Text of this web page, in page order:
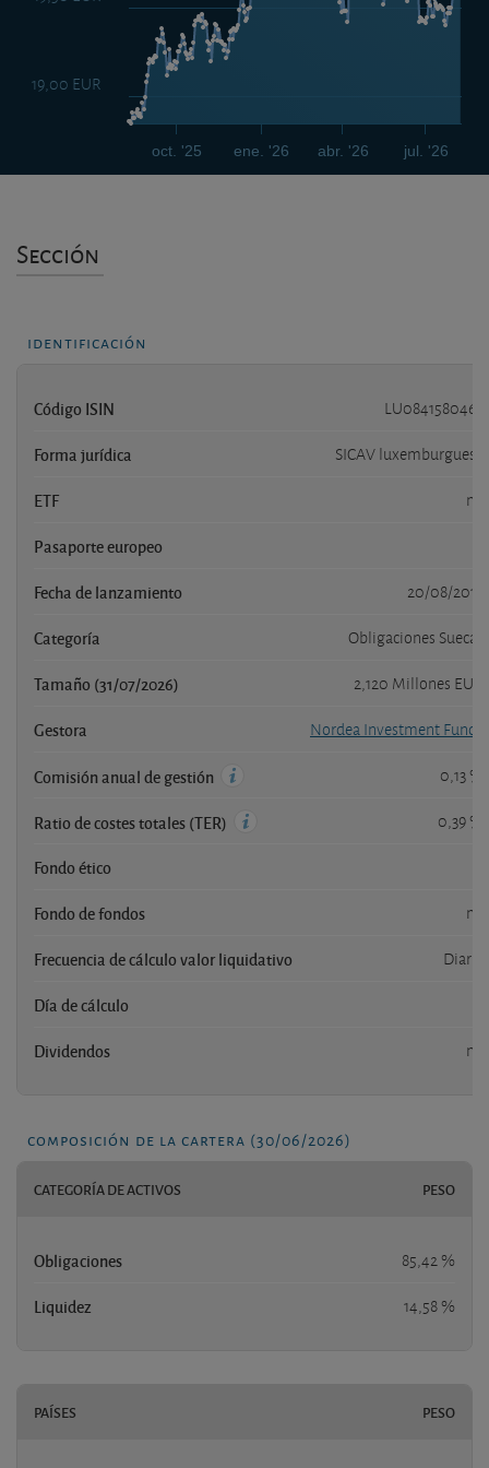
ene. '26 jul. '26
oct. '25 abr. '26
19,00 EUR
Sección
identificación
Código ISIN LU0841580466
Forma jurídica SICAV luxemburguesa
ETF no
Pasaporte europeo
Fecha de lanzamiento 20/08/2015
Categoría Obligaciones Suecas
Tamaño (31/07/2026) 2,120 Millones EUR
Gestora Nordea Investment Funds
Comisión anual de gestión 0,13 %
Ratio de costes totales (TER) 0,39 %
Fondo ético
Fondo de fondos no
Frecuencia de cálculo valor liquidativo Diaria
Día de cálculo
Dividendos no
composición de la cartera (30/06/2026)
CATEGORÍA DE ACTIVOS PESO
Obligaciones 85,42 %
Liquidez 14,58 %
PAÍSES PESO